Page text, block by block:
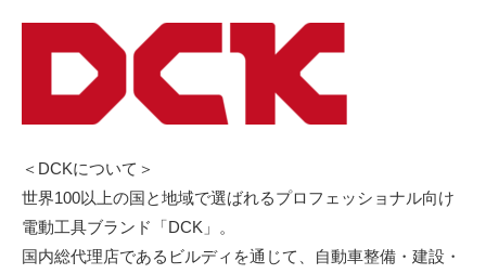
＜DCKについて＞
世界100以上の国と地域で選ばれるプロフェッショナル向け
電動工具ブランド「DCK」。
国内総代理店であるビルディを通じて、自動車整備・建設・